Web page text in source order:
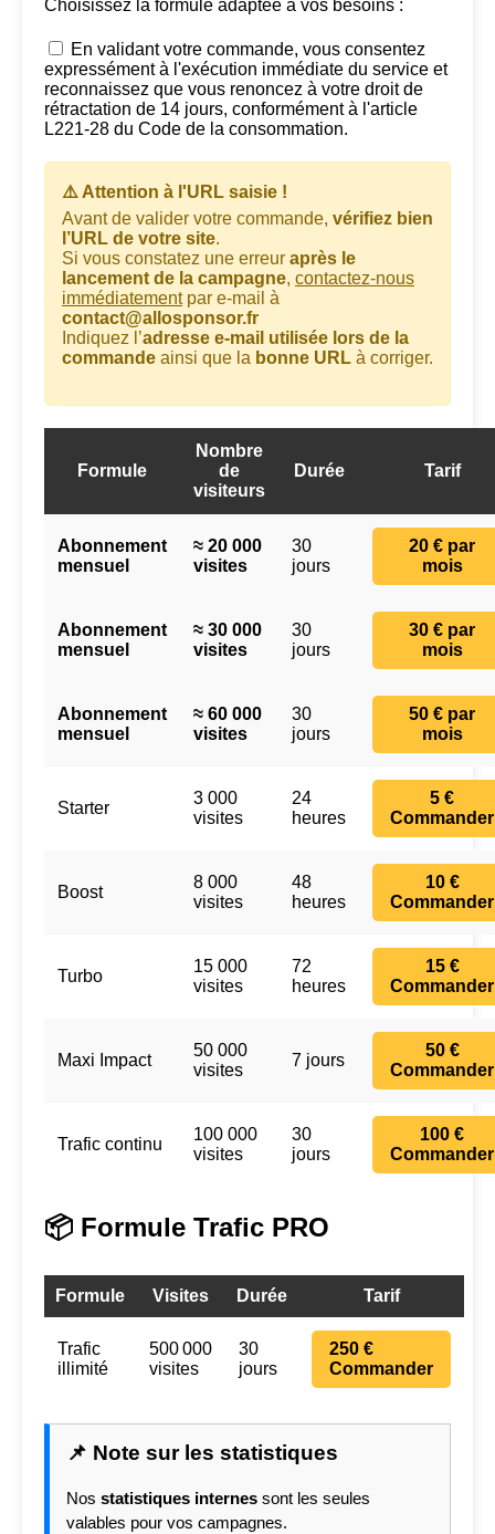
Choisissez la formule adaptée à vos besoins :
En validant votre commande, vous consentez
expressément à l'exécution immédiate du service et
reconnaissez que vous renoncez à votre droit de
rétractation de 14 jours, conformément à l'article
L221-28 du Code de la consommation.
⚠️ Attention à l'URL saisie !
Avant de valider votre commande, vérifiez bien
l’URL de votre site.
Si vous constatez une erreur après le
lancement de la campagne, contactez-nous
immédiatementpar e-mail à
contact@allosponsor.fr
Indiquez l’adresse e-mail utilisée lors de la
commande ainsi que la bonne URL à corriger.
Formule
Nombre
de
visiteurs
Durée Tarif
Abonnement
mensuel
≈ 20 000
visites
30
jours
20 € par
mois
Abonnement
mensuel
≈ 30 000
visites
30
jours
30 € par
mois
Abonnement
mensuel
≈ 60 000
visites
30
jours
50 € par
mois
Starter
3 000
visites
24
heures
5 €
Commander
Boost
8 000
visites
48
heures
10 €
Commander
Turbo
15 000
visites
72
heures
15 €
Commander
Maxi Impact
50 000
visites
7 jours
50 €
Commander
Trafic continu
100 000
visites
30
jours
100 €
Commander
📦 Formule Trafic PRO
Formule Visites Durée Tarif
Trafic
illimité
500 000
visites
30
jours
250 €
Commander
📌 Note sur les statistiques
Nos statistiques internes sont les seules
valables pour vos campagnes.